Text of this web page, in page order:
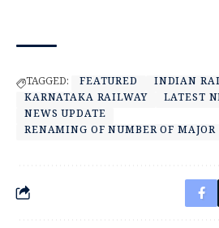
TAGGED: FEATURED INDIAN
KARNATAKA RAILWAY
LATEST
NEWS UPDATE
RENAMING OF NUMBER OF MAJOR